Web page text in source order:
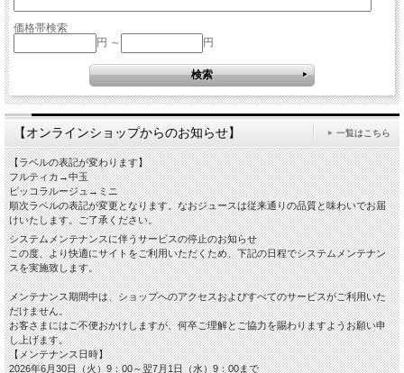
価格帯検索
円 ～
円
【オンラインショップからのお知らせ】 一覧はこちら
【ラベルの表記が変わります】
フルティカ→中玉
ピッコラルージュ→ミニ
順次ラベルの表記が変更となります。なおジュースは従来通りの品質と味わいでお届
けいたします。ご了承ください。
システムメンテナンスに伴うサービスの停止のお知らせ
この度、より快適にサイトをご利用いただくため、下記の日程でシステムメンテナン
スを実施致します。
メンテナンス期間中は、ショップへのアクセスおよびすべてのサービスがご利用いた
だけません。
お客さまにはご不便おかけしますが、何卒ご理解とご協力を賜わりますようお願い申
し上げます。
【メンテナンス日時】
2026年6月30日（火）9：00～翌7月1日（水）9：00まで